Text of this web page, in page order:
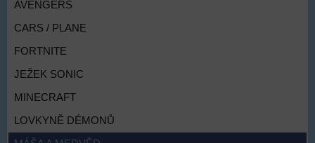
AVENGERS
CARS / PLANE
FORTNITE
JEŽEK SONIC
MINECRAFT
LOVKYNĚ DÉMONŮ